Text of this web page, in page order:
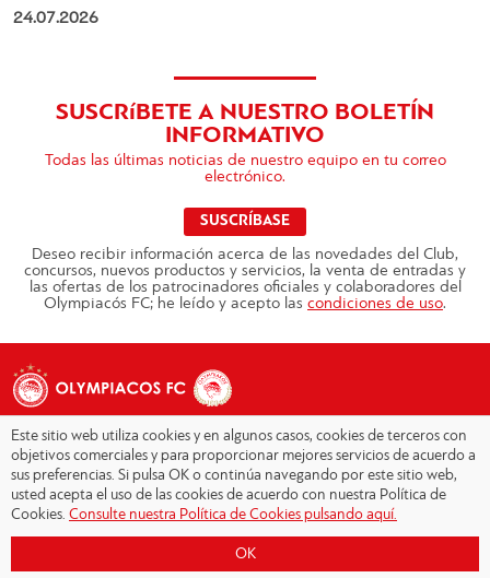
24.07.2026
SUSCRíBETE A NUESTRO BOLETÍN
INFORMATIVO
Todas las últimas noticias de nuestro equipo en tu correo
electrónico.
SUSCRÍBASE
Deseo recibir información acerca de las novedades del Club,
concursos, nuevos productos y servicios, la venta de entradas y
las ofertas de los patrocinadores oficiales y colaboradores del
Olympiacós FC; he leído y acepto las condiciones de uso.
Copyright © 2026 - Olympiacos.org
Condiciones de uso|Declaración de privacidad|
Contacto
Este sitio web utiliza cookies y en algunos casos, cookies de terceros con
objetivos comerciales y para proporcionar mejores servicios de acuerdo a
sus preferencias. Si pulsa OK o continúa navegando por este sitio web,
usted acepta el uso de las cookies de acuerdo con nuestra Política de
Cookies. Consulte nuestra Política de Cookies pulsando aquí.
OK